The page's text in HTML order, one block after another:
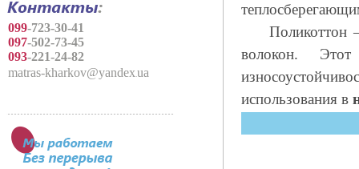
099-723-30-41
097-502-73-45
093-221-24-82
matras-kharkov@yandex.ua
Поликоттон –
волокон.
использования в